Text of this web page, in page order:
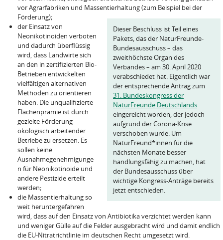
vor Agrarfabriken und Massentierhaltung (zum Beispiel bei der
Förderung);
Dieser Beschluss ist Teil eines
Pakets, das der NaturFreunde-
Bundesausschuss – das
zweithöchste Organ des
Verbandes – am 30. April 2020
verabschiedet hat. Eigentlich war
der entsprechende Antrag zum
31. Bundeskongress der
NaturFreunde Deutschlands
eingereicht worden, der jedoch
aufgrund der Corona-Krise
verschoben wurde. Um
NaturFreund*innen für die
nächsten Monate besser
handlungsfähig zu machen, hat
der Bundesausschuss über
wichtige Kongress-Anträge bereits
jetzt entschieden.
der Einsatz von
Neonikotinoiden verboten
und dadurch überflüssig
wird, dass Landwirte sich
an den in zertifizierten Bio-
Betrieben entwickelten
vielfältigen alternativen
Methoden zu orientieren
haben. Die unqualifizierte
Flächenprämie ist durch
gezielte Förderung
ökologisch arbeitender
Betriebe zu ersetzen. Es
sollen keine
Ausnahmegenehmigunge
n für Neonikotinoide und
andere Pestizide erteilt
werden;
die Massentierhaltung so
weit heruntergefahren
wird, dass auf den Einsatz von Antibiotika verzichtet werden kann
und weniger Gülle auf die Felder ausgebracht wird und damit endlich
die EU-Nitratrichtlinie im deutschen Recht umgesetzt wird.